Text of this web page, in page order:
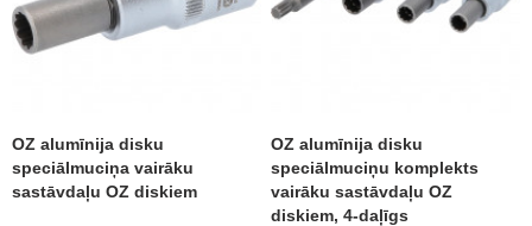
OZ alumīnija disku
speciālmuciņa vairāku
sastāvdaļu OZ diskiem
OZ alumīnija disku
speciālmuciņu komplekts
vairāku sastāvdaļu OZ
diskiem, 4-daļīgs